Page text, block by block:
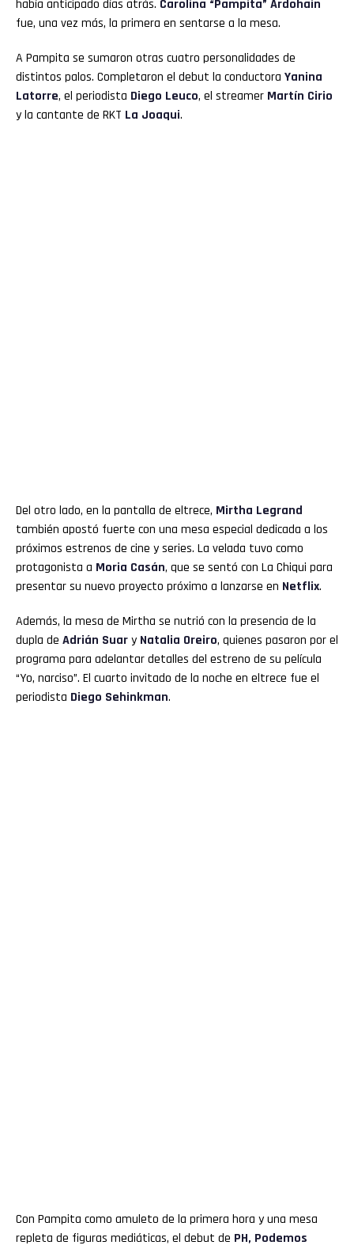
había anticipado días atrás. Carolina “Pampita” Ardohain
fue, una vez más, la primera en sentarse a la mesa.
A Pampita se sumaron otras cuatro personalidades de
distintos palos. Completaron el debut la conductora Yanina
Latorre, el periodista Diego Leuco, el streamer Martín Cirio
y la cantante de RKT La Joaqui.
Del otro lado, en la pantalla de eltrece, Mirtha Legrand
también apostó fuerte con una mesa especial dedicada a los
próximos estrenos de cine y series. La velada tuvo como
protagonista a Moria Casán, que se sentó con La Chiqui para
presentar su nuevo proyecto próximo a lanzarse en Netflix.
Además, la mesa de Mirtha se nutrió con la presencia de la
dupla de Adrián Suary Natalia Oreiro, quienes pasaron por el
programa para adelantar detalles del estreno de su película
“Yo, narciso”. El cuarto invitado de la noche en eltrece fue el
periodista Diego Sehinkman.
Con Pampita como amuleto de la primera hora y una mesa
repleta de figuras mediáticas, el debut de PH, Podemos